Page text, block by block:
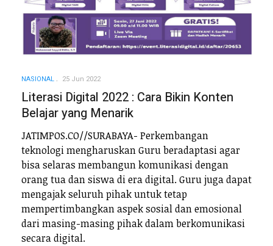
NASIONAL 25 Jun 2022
Literasi Digital 2022 : Cara Bikin Konten
Belajar yang Menarik
JATIMPOS.CO//SURABAYA- Perkembangan
teknologi mengharuskan Guru beradaptasi agar
bisa selaras membangun komunikasi dengan
orang tua dan siswa di era digital. Guru juga dapat
mengajak seluruh pihak untuk tetap
mempertimbangkan aspek sosial dan emosional
dari masing-masing pihak dalam berkomunikasi
secara digital.